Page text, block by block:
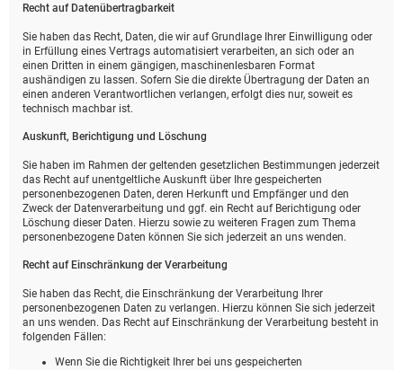
Recht auf Daten­übertrag­barkeit
Sie haben das Recht, Daten, die wir auf Grundlage Ihrer Einwilligung oder
in Erfüllung eines Vertrags automatisiert verarbeiten, an sich oder an
einen Dritten in einem gängigen, maschinenlesbaren Format
aushändigen zu lassen. Sofern Sie die direkte Übertragung der Daten an
einen anderen Verantwortlichen verlangen, erfolgt dies nur, soweit es
technisch machbar ist.
Auskunft, Berichtigung und Löschung
Sie haben im Rahmen der geltenden gesetzlichen Bestimmungen jederzeit
das Recht auf unentgeltliche Auskunft über Ihre gespeicherten
personenbezogenen Daten, deren Herkunft und Empfänger und den
Zweck der Datenverarbeitung und ggf. ein Recht auf Berichtigung oder
Löschung dieser Daten. Hierzu sowie zu weiteren Fragen zum Thema
personenbezogene Daten können Sie sich jederzeit an uns wenden.
Recht auf Einschränkung der Verarbeitung
Sie haben das Recht, die Einschränkung der Verarbeitung Ihrer
personenbezogenen Daten zu verlangen. Hierzu können Sie sich jederzeit
an uns wenden. Das Recht auf Einschränkung der Verarbeitung besteht in
folgenden Fällen:
Wenn Sie die Richtigkeit Ihrer bei uns gespeicherten